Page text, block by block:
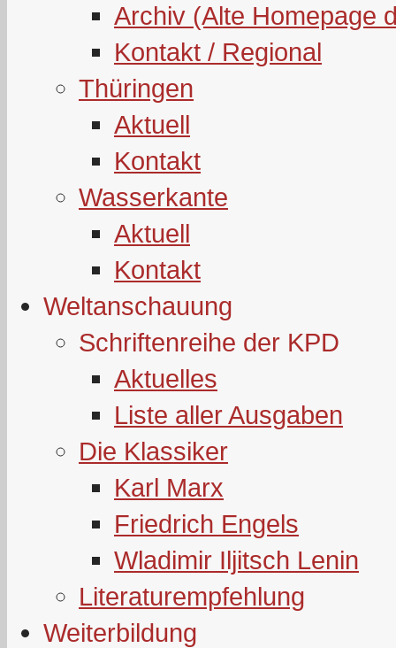
Archiv (Alte Homepage
Kontakt / Regional
Thüringen
Aktuell
Kontakt
Wasserkante
Aktuell
Kontakt
Weltanschauung
Schriftenreihe der KPD
Aktuelles
Liste aller Ausgaben
Die Klassiker
Karl Marx
Friedrich Engels
Wladimir Iljitsch Lenin
Literaturempfehlung
Weiterbildung